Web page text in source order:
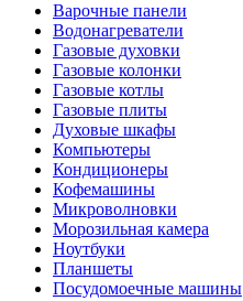
Варочные панели
Водонагреватели
Газовые духовки
Газовые колонки
Газовые котлы
Газовые плиты
Духовые шкафы
Компьютеры
Кондиционеры
Кофемашины
Микроволновки
Морозильная камера
Ноутбуки
Планшеты
Посудомоечные машины